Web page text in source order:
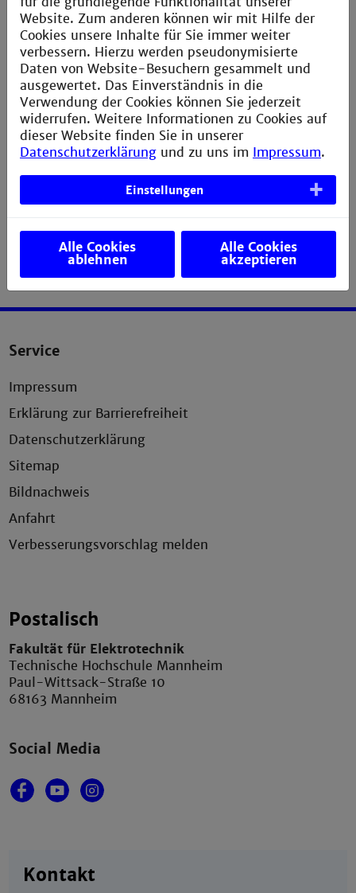
Voraussetzungen im Fach Mathematik für ein
Studium an der Fakultät Elektrotechnik individuell
erarbeitet.
Service
Impressum
Erklärung zur Barrierefreiheit
Datenschutzerklärung
Sitemap
Bildnachweis
Anfahrt
Verbesserungsvorschlag melden
Postalisch
Fakultät für Elektrotechnik
Technische Hochschule Mannheim
Paul-Wittsack-Straße 10
68163 Mannheim
Social Media
Kontakt
Website. Zum anderen können wir mit Hilfe der
Cookies unsere Inhalte für Sie immer weiter
verbessern. Hierzu werden pseudonymisierte
Daten von Website-Besuchern gesammelt und
ausgewertet. Das Einverständnis in die
Verwendung der Cookies können Sie jederzeit
widerrufen. Weitere Informationen zu Cookies auf
dieser Website finden Sie in unserer
Datenschutzerklärung und zu uns im Impressum.
Einstellungen
Alle Cookies
ablehnen
Alle Cookies
akzeptieren